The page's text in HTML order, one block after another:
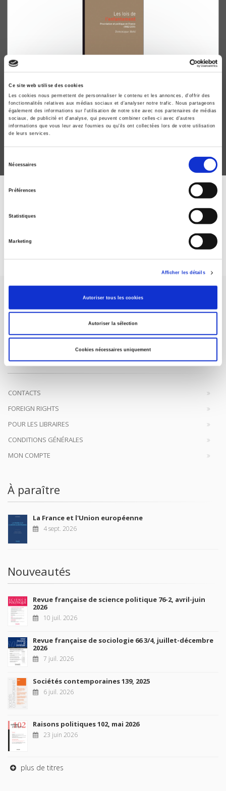
Ce site web utilise des cookies
Les cookies nous permettent de personnaliser le contenu et les annonces, d'offrir des
fonctionnalités relatives aux médias sociaux et d'analyser notre trafic. Nous partageons
également des informations sur l'utilisation de notre site avec nos partenaires de médias
sociaux, de publicité et d'analyse, qui peuvent combiner celles-ci avec d'autres
informations que vous leur avez fournies ou qu'ils ont collectées lors de votre utilisation
de leurs services.
Nécessaires
Préférences
Statistiques
Marketing
Afficher les détails
Autoriser tous les cookies
Autoriser la sélection
Cookies nécessaires uniquement
Les lois de l'enfantement
Procréation et politique en France (1982-2011)
Dominique Mehl
Maison d'édition dédiée aux sciences humaines et sociales, les
Presses de Sciences Po participent depuis leur création en 1976
à la transmission des savoirs et des idéescontinuer
CONTACTS
FOREIGN RIGHTS
POUR LES LIBRAIRES
CONDITIONS GÉNÉRALES
MON COMPTE
À paraître
La France et l'Union européenne
4 sept. 2026
Nouveautés
Revue française de science politique 76-2, avril-juin
2026
10 juil. 2026
Revue française de sociologie 66 3/4, juillet-décembre
2026
7 juil. 2026
Sociétés contemporaines 139, 2025
6 juil. 2026
Raisons politiques 102, mai 2026
23 juin 2026
plus de titres